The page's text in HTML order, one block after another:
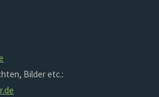
Bilder etc.: